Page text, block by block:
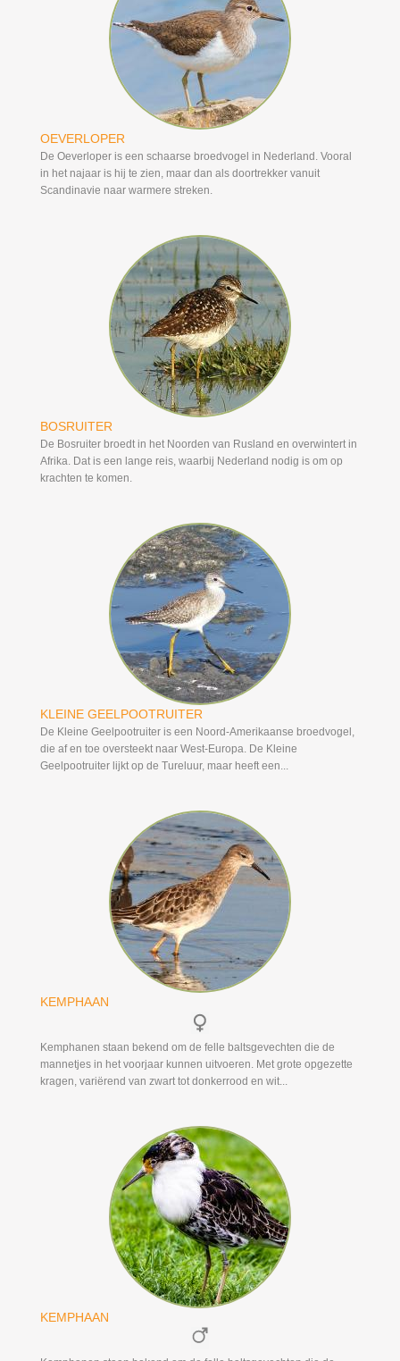
OEVERLOPER
De Oeverloper is een schaarse broedvogel in Nederland. Vooral
in het najaar is hij te zien, maar dan als doortrekker vanuit
Scandinavie naar warmere streken.
BOSRUITER
De Bosruiter broedt in het Noorden van Rusland en overwintert in
Afrika. Dat is een lange reis, waarbij Nederland nodig is om op
krachten te komen.
KLEINE GEELPOOTRUITER
De Kleine Geelpootruiter is een Noord-Amerikaanse broedvogel,
die af en toe oversteekt naar West-Europa. De Kleine
Geelpootruiter lijkt op de Tureluur, maar heeft een...
KEMPHAAN
Kemphanen staan bekend om de felle baltsgevechten die de
mannetjes in het voorjaar kunnen uitvoeren. Met grote opgezette
kragen, variërend van zwart tot donkerrood en wit...
KEMPHAAN